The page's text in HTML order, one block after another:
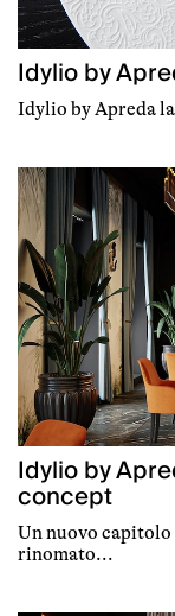
Idylio by
Idylio by Apreda
Idylio by
concept
Un nuovo
rinomato...